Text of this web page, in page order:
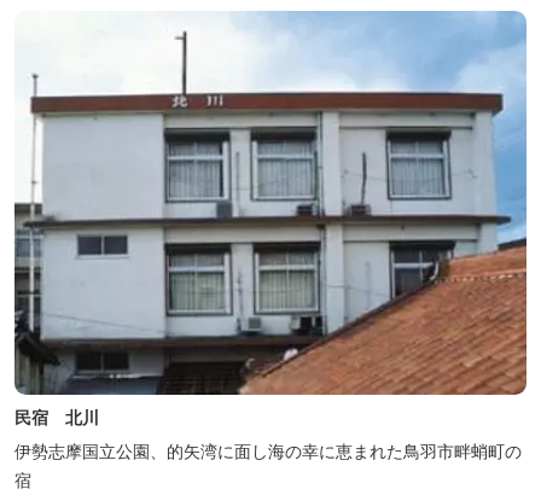
民宿 北川
伊勢志摩国立公園、的矢湾に面し海の幸に恵まれた鳥羽市畔蛸町の
宿